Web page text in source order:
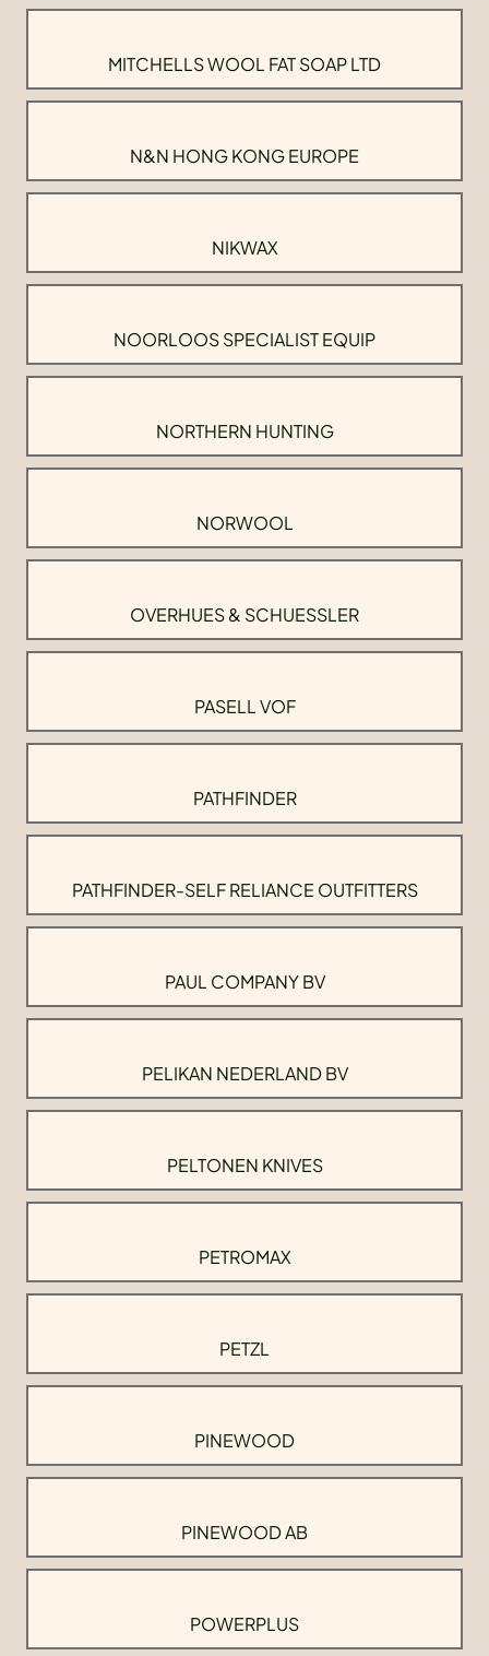
MITCHELLS WOOL FAT SOAP LTD
N&N HONG KONG EUROPE
NIKWAX
NOORLOOS SPECIALIST EQUIP
NORTHERN HUNTING
NORWOOL
OVERHUES & SCHUESSLER
PASELL VOF
PATHFINDER
PATHFINDER-SELF RELIANCE OUTFITTERS
PAUL COMPANY BV
PELIKAN NEDERLAND BV
PELTONEN KNIVES
PETROMAX
PETZL
PINEWOOD
PINEWOOD AB
POWERPLUS